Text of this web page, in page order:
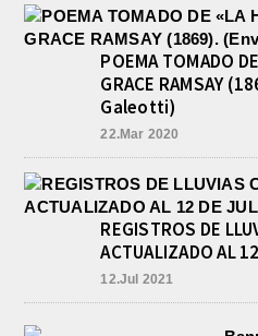
POEMA TOMADO
GRACE RAMSAY
Galeotti)
22.Mar 2020
REGISTROS DE
ACTUALIZADO AL
12.Jul 2021